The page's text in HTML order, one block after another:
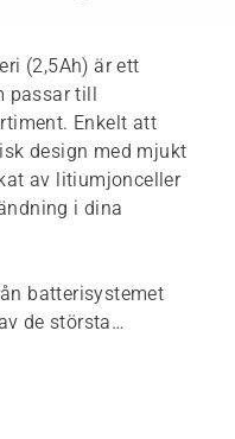
(2,5Ah) är ett
passar till
Enkelt att
design med mjukt
av litiumjonceller
i dina
batterisystemet
de största
betyder att du